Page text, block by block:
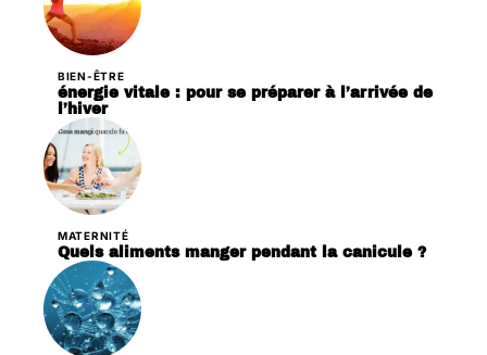
BIEN-ÊTRE
énergie vitale : pour se préparer à l’arrivée de
l’hiver
MATERNITÉ
Quels aliments manger pendant la canicule ?